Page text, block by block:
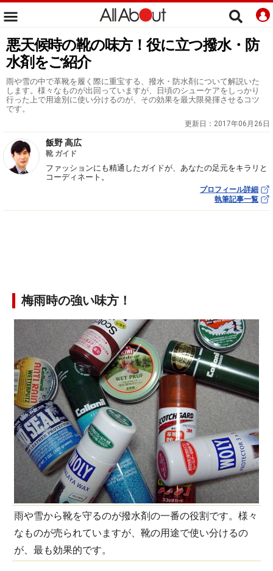
悪天候時の靴の味方！役に立つ撥水・防
水剤をご紹介
雨や雪の中で革靴を履く際に重宝する、撥水・防水剤について解説いた
します。様々なものが出回っていますが、日頃のシューケアをしっかり
行った上で用途別に使い分けるのが、その効果を最大限発揮させるコツ
です。
更新日： 2017年06月26日
飯野 高広
靴 ガイド
ファッションにも精通したガイドが、あなたの足元をキラリと
コーディネート。
プロフィール詳細
執筆記事一覧
梅雨時の強い味方！
雨や雪から靴を守るのが撥水剤の一番の役割です。様々
なものが売られていますが、靴の用途で使い分けるの
が、最も効果的です。